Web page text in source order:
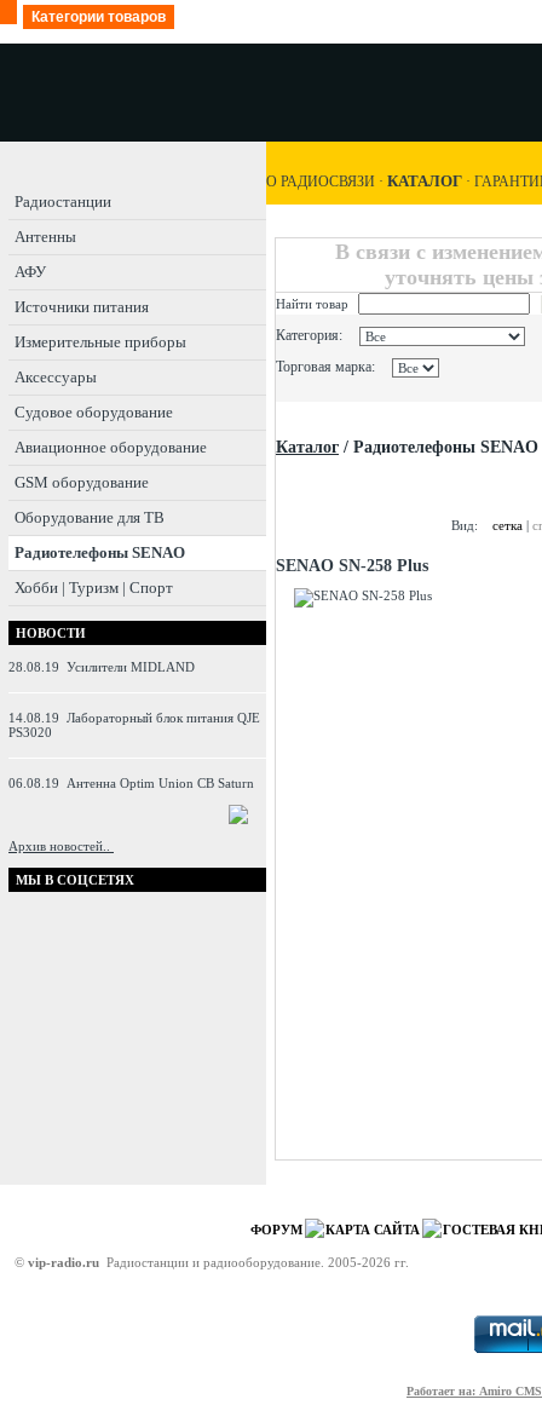
Категории товаров
Радиостанции
Антенны
АФУ
Источники питания
Измерительные приборы
Аксессуары
Судовое оборудование
Авиационное оборудование
GSM оборудование
Оборудование для ТВ
Радиотелефоны SENAO
Хобби | Туризм | Спорт
НОВОСТИ
28.08.19 Усилители MIDLAND
14.08.19 Лабораторный блок питания QJE
PS3020
06.08.19 Антенна Optim Union CB Saturn
Архив новостей..
МЫ В СОЦСЕТЯХ
О РАДИОСВЯЗИ · КАТАЛОГ ·
В связи с
уточнять цены
Найти товар
Категория:
Торговая марка:
Каталог / Радиотелефоны SENAO
Вид: сетка |
SENAO SN-258 Plus
ФОРУМ КАРТА САЙТА ГОСТЕВАЯ
© vip-radio.ru Радиостанции и радиооборудование. 2005-2026 гг.
Работает на: Amiro CMS